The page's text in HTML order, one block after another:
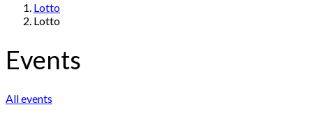
Lotto
Lotto
Events
All events